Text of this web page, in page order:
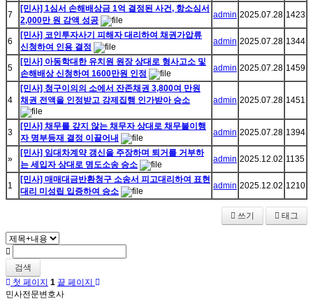
7
[민사] 1심서 손해배상금 1억 결정된 사건, 항소심서
2,000만 원 감액 성공
admin 2025.07.28 1423
6
[민사] 코인투자사기 피해자 대리하여 채권가압류
신청하여 인용 결정
admin 2025.07.28 1344
5
[민사] 아동학대한 유치원 원장 상대로 형사고소 및
손해배상 신청하여 1600만원 인정
admin 2025.07.28 1459
4
[민사] 청구이의의 소에서 잔존채권 3,800여 만원
채권 전액을 인정받고 강제집행 인가받아 승소
admin 2025.07.28 1451
3
[민사] 채무를 갚지 않는 채무자 상대로 채무불이행
자 명부등재 결정 이끌어내
admin 2025.07.28 1394
»
[민사] 임대차계약 갱신을 주장하며 퇴거를 거부하
는 세입자 상대로 명도소송 승소
admin 2025.12.02 1135
1
[민사] 매매대금반환청구 소송서 피고대리하여 표현
대리 미성립 입증하여 승소
admin 2025.12.02 1210
쓰기 태그
검색
첫 페이지 1 끝 페이지
민사전문변호사